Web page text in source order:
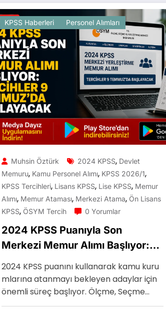
KPSS Haberleri Personel Alımları
Muhsin Öztürk 2024 KPSS, Devlet
Memuru, Kamu Personel Alımı, KPSS 2026/1,
KPSS Tercihleri, Lisans KPSS, Lise KPSS, Memur
Alımı, Memur Ataması, Merkezi Atama, Ön Lisans
KPSS, ÖSYM Tercih 0 Yorumlar
2024 KPSS Puanıyla Son
Merkezi Memur Alımı Başlıyor:
Tercihler 9 Temmuz’da
Başlayacak
2024 KPSS puanını kullanarak kamu kuru
mlarına atanmayı bekleyen adaylar için
önemli süreç başlıyor. Ölçme, Seçme…